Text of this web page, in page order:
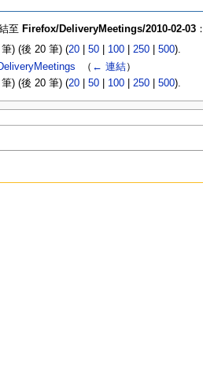
至 Firefox/DeliveryMeetings/2010-02-03：
) (後 20 筆) (20| 50| 100| 250| 500).
（ ← 連結）
) (後 20 筆) (20| 50| 100| 250| 500).